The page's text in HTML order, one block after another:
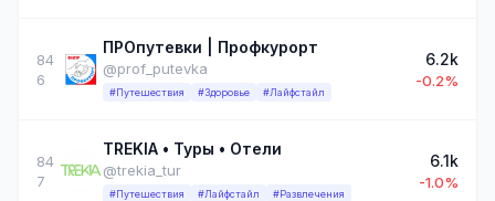
84
6
ПРОпутевки | Профкурорт
@prof_putevka
#Путешествия #Здоровье #Лайфстайл
6.2k
-0.2%
84
7
TREKIA • Туры • Отели
@trekia_tur
#Путешествия #Лайфстайл #Развлечения
6.1k
-1.0%